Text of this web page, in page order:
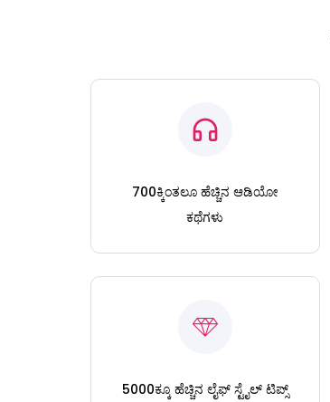
700ಕ್ಕಿಂತಲೂ ಹೆಚ್ಚಿನ ಆಡಿಯೋ
ಕಥೆಗಳು
5000ಕ್ಕೂ ಹೆಚ್ಚಿನ ಲೈಫ್ ಸ್ಟೈಲ್ ಟಿಪ್ಸ್